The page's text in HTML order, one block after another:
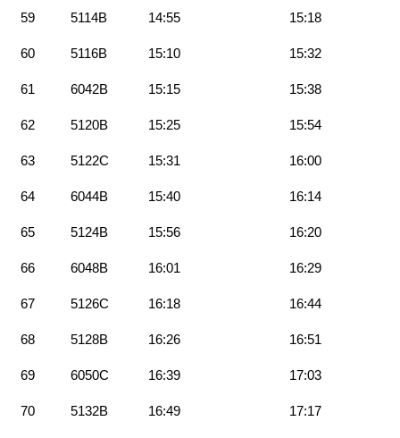
59 5114B 14:55 15:18
60 5116B 15:10 15:32
61 6042B 15:15 15:38
62 5120B 15:25 15:54
63 5122C 15:31 16:00
64 6044B 15:40 16:14
65 5124B 15:56 16:20
66 6048B 16:01 16:29
67 5126C 16:18 16:44
68 5128B 16:26 16:51
69 6050C 16:39 17:03
70 5132B 16:49 17:17